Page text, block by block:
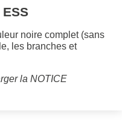
noire complet (sans
les branches et
la NOTICE